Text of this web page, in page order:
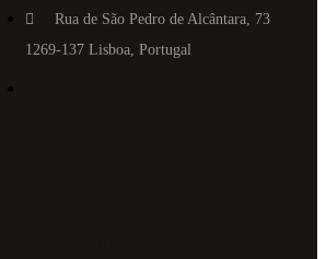
Rua de São Pedro de Alcântara, 73
1269-137 Lisboa, Portugal